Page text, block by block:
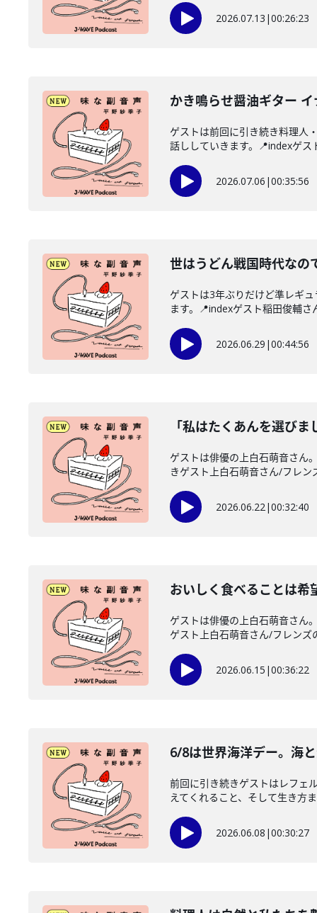
2026.07.13 |00:26:23
かき鳴らせ醤油ギター
ゲストは前回に引き続き料理人
話ししていきます。📍indexゲス
2026.07.06 |00:35:56
世はうどん戦国時代なの
ゲストは3年ぶりだけど準レギ
ます。📍indexゲスト稲田俊輔さ
2026.06.29 |00:44:56
「私はたくあんを選び
ゲストは俳優の上白石萌音さん
きゲスト上白石萌音さん/フレン
2026.06.22|00:32:40
おいしく食べることは希
ゲストは俳優の上白石萌音さん
ゲスト上白石萌音さん/フレンズ
2026.06.15 |00:36:22
6/8は世界海洋デー。海
前回に引き続きゲストはレフェ
えてくれること、そして生き方
2026.06.08 |00:30:27